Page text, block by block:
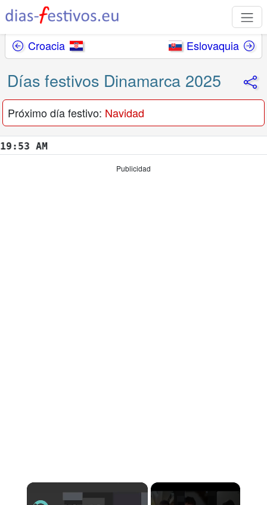
Croacia Eslovaquia
Días festivos Dinamarca 2025
Próximo día festivo: Navidad
AM
Publicidad